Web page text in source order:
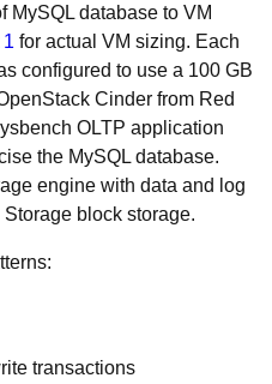
MySQL database to VM
1 for actual VM sizing. Each
configured to use a 100 GB
Cinder from Red
OLTP application
the MySQL database.
engine with data and log
block storage.
transactions